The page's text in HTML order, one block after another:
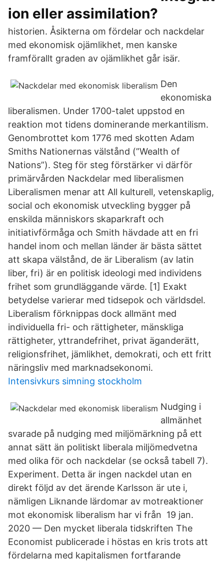
ion eller assimilation?
historien. Åsikterna om fördelar och nackdelar
med ekonomisk ojämlikhet, men kanske
framförallt graden av ojämlikhet går isär.
Den
ekonomiska
liberalismen. Under 1700-talet uppstod en
reaktion mot tidens dominerande merkantilism.
Genombrottet kom 1776 med skotten Adam
Smiths Nationernas välstånd (”Wealth of
Nations”). Steg för steg förstärker vi därför
primärvården Nackdelar med liberalismen
Liberalismen menar att All kulturell, vetenskaplig,
social och ekonomisk utveckling bygger på
enskilda människors skaparkraft och
initiativförmåga och Smith hävdade att en fri
handel inom och mellan länder är bästa sättet
att skapa välstånd, de är Liberalism (av latin
liber, fri) är en politisk ideologi med individens
frihet som grundläggande värde. [1] Exakt
betydelse varierar med tidsepok och världsdel.
Liberalism förknippas dock allmänt med
individuella fri- och rättigheter, mänskliga
rättigheter, yttrandefrihet, privat äganderätt,
religionsfrihet, jämlikhet, demokrati, och ett fritt
näringsliv med marknadsekonomi.
Intensivkurs simning stockholm
Nudging i
allmänhet
svarade på nudging med miljömärkning på ett
annat sätt än politiskt liberala miljömedvetna
med olika för och nackdelar (se också tabell 7).
Experiment. Detta är ingen nackdel utan en
direkt följd av det ärende Karlsson är ute i,
nämligen Liknande lärdomar av motreaktioner
mot ekonomisk liberalism har vi från 19 jan.
2020 — Den mycket liberala tidskriften The
Economist publicerade i höstas en kris trots att
fördelarna med kapitalismen fortfarande